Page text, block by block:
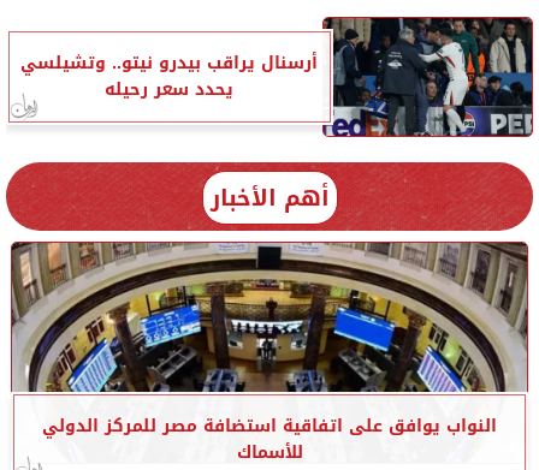
أرسنال يراقب بيدرو نيتو.. وتشيلسي
يحدد سعر رحيله
أهم الأخبار
النواب يوافق على اتفاقية استضافة مصر للمركز الدولي
للأسماك